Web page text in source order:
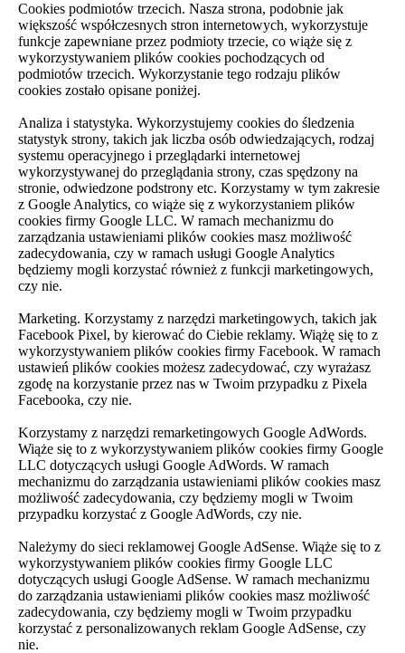
Cookies podmiotów trzecich. Nasza strona, podobnie jak
większość współczesnych stron internetowych, wykorzystuje
funkcje zapewniane przez podmioty trzecie, co wiąże się z
wykorzystywaniem plików cookies pochodzących od
podmiotów trzecich. Wykorzystanie tego rodzaju plików
cookies zostało opisane poniżej.
Analiza i statystyka. Wykorzystujemy cookies do śledzenia
statystyk strony, takich jak liczba osób odwiedzających, rodzaj
systemu operacyjnego i przeglądarki internetowej
wykorzystywanej do przeglądania strony, czas spędzony na
stronie, odwiedzone podstrony etc. Korzystamy w tym zakresie
z Google Analytics, co wiąże się z wykorzystaniem plików
cookies firmy Google LLC. W ramach mechanizmu do
zarządzania ustawieniami plików cookies masz możliwość
zadecydowania, czy w ramach usługi Google Analytics
będziemy mogli korzystać również z funkcji marketingowych,
czy nie.
Marketing. Korzystamy z narzędzi marketingowych, takich jak
Facebook Pixel, by kierować do Ciebie reklamy. Wiążę się to z
wykorzystywaniem plików cookies firmy Facebook. W ramach
ustawień plików cookies możesz zadecydować, czy wyrażasz
zgodę na korzystanie przez nas w Twoim przypadku z Pixela
Facebooka, czy nie.
Korzystamy z narzędzi remarketingowych Google AdWords.
Wiąże się to z wykorzystywaniem plików cookies firmy Google
LLC dotyczących usługi Google AdWords. W ramach
mechanizmu do zarządzania ustawieniami plików cookies masz
możliwość zadecydowania, czy będziemy mogli w Twoim
przypadku korzystać z Google AdWords, czy nie.
Należymy do sieci reklamowej Google AdSense. Wiąże się to z
wykorzystywaniem plików cookies firmy Google LLC
dotyczących usługi Google AdSense. W ramach mechanizmu
do zarządzania ustawieniami plików cookies masz możliwość
zadecydowania, czy będziemy mogli w Twoim przypadku
korzystać z personalizowanych reklam Google AdSense, czy
nie.